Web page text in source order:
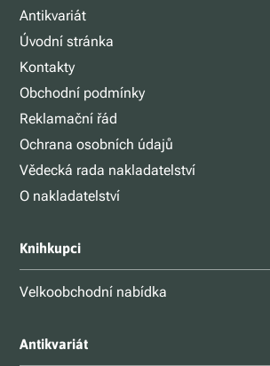
Antikvariát
Úvodní stránka
Kontakty
Obchodní podmínky
Reklamační řád
Ochrana osobních údajů
Vědecká rada nakladatelství
O nakladatelství
Knihkupci
Velkoobchodní nabídka
Antikvariát